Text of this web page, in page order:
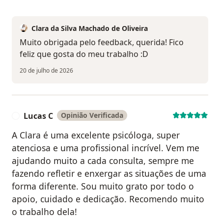
Clara da Silva Machado de Oliveira
Muito obrigada pelo feedback, querida! Fico
feliz que gosta do meu trabalho :D
20 de julho de 2026
Lucas C Opinião Verificada
A Clara é uma excelente psicóloga, super
atenciosa e uma profissional incrível. Vem me
ajudando muito a cada consulta, sempre me
fazendo refletir e enxergar as situações de uma
forma diferente. Sou muito grato por todo o
apoio, cuidado e dedicação. Recomendo muito
o trabalho dela!